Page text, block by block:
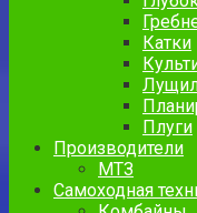
Катки
Плуги
Производители
МТЗ
Самоходная